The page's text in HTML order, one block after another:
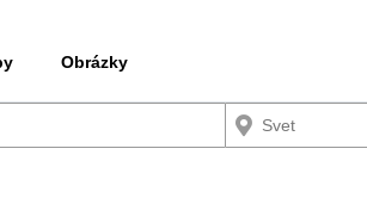
Obrázky